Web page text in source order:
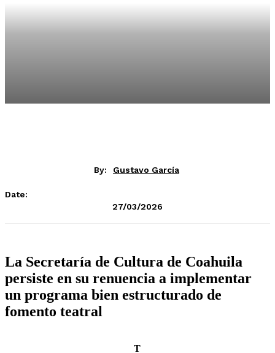
By: Gustavo García
Date:
27/03/2026
La Secretaría de Cultura de Coahuila
persiste en su renuencia a implementar
un programa bien estructurado de
fomento teatral
T